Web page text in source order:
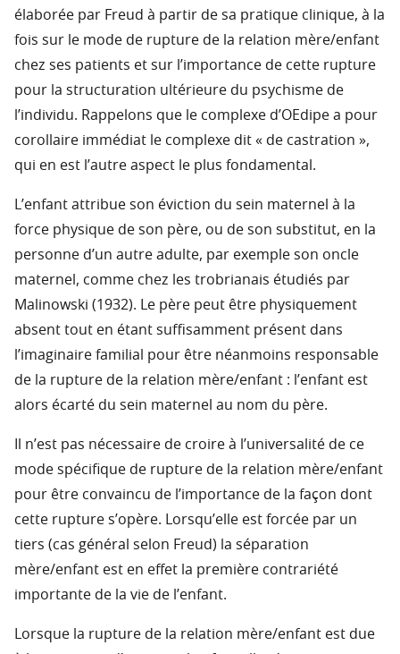
élaborée par Freud à partir de sa pratique clinique, à la
fois sur le mode de rupture de la relation mère/enfant
chez ses patients et sur l’importance de cette rupture
pour la structuration ultérieure du psychisme de
l’individu. Rappelons que le complexe d’OEdipe a pour
corollaire immédiat le complexe dit « de castration »,
qui en est l’autre aspect le plus fondamental.
L’enfant attribue son éviction du sein maternel à la
force physique de son père, ou de son substitut, en la
personne d’un autre adulte, par exemple son oncle
maternel, comme chez les trobrianais étudiés par
Malinowski (1932). Le père peut être physiquement
absent tout en étant suffisamment présent dans
l’imaginaire familial pour être néanmoins responsable
de la rupture de la relation mère/enfant : l’enfant est
alors écarté du sein maternel au nom du père.
Il n’est pas nécessaire de croire à l’universalité de ce
mode spécifique de rupture de la relation mère/enfant
pour être convaincu de l’importance de la façon dont
cette rupture s’opère. Lorsqu’elle est forcée par un
tiers (cas général selon Freud) la séparation
mère/enfant est en effet la première contrariété
importante de la vie de l’enfant.
Lorsque la rupture de la relation mère/enfant est due